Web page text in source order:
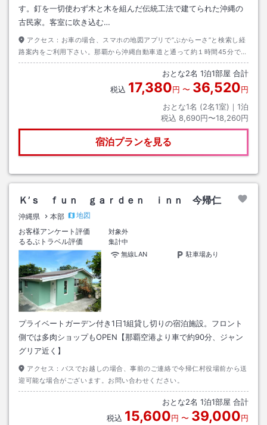
す。釘を一切使わず木と木を組んだ伝統工法で建てられた沖縄の
古民家。客室に吹き込む…
アクセス： お車の場合、スマホの地図アプリで”ぷからーさ”と検索し経
路案内をご利用下さい。那覇から沖縄自動車道と通って約１時間45分で
す。バスの場合は「やんばる急行バス」が便利です。降車するバス停は
「今帰仁城跡入口」です。バス停から当宿まで徒歩約15分です。所要時
間、料金、時刻表などは「やんばる急行バス」のサイトでご確認下さい
おとな2名 1泊1部屋 合計
税込 17,380円 〜 36,520円
おとな1名 (2名1室)｜ 1泊
税込 8,690円〜18,260円
宿泊プランを見る
Ｋ’ｓ ｆｕｎ ｇａｒｄｅｎ ｉｎｎ 今帰仁
沖縄県 本部
地図
お客様アンケート評価
対象外
るるぶトラベル評価
集計中
無線LAN
駐車場あり
プライベートガーデン付き1日1組貸し切りの宿泊施設。フロント
側では多肉ショップもOPEN【那覇空港より車で約90分、ジャン
グリア近く】
アクセス： バスでお越しの場合、事前のご連絡で今帰仁村役場前から送
迎可能な場合がございます。お問い合わせください。
おとな2名 1泊1部屋 合計
税込 15,600円 〜 39,000円